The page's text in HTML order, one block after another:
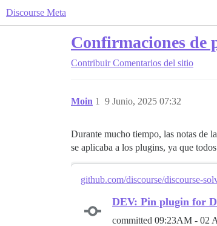
Discourse Meta
Confirmaciones de
Contribuir Comentarios del sitio
Moin 9 Junio, 2025 07:32
1
Durante mucho tiempo, las notas de
se aplicaba a los plugins, ya que
github.com/discourse/discourse-
DEV: Pin plugin for
committed 09:23AM - 02